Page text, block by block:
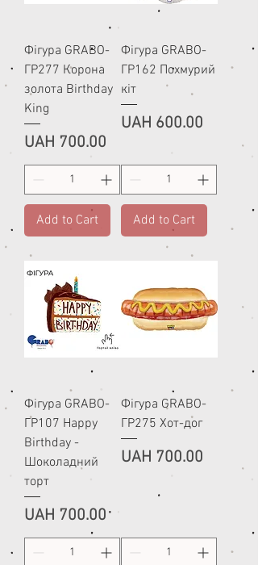
Фігура GRABO-
ГР277 Корона
золота Birthday
King
Price
UAH 700.00
Add to Cart
Фігура GRABO-
ГР162 Похмурий
кіт
Price
UAH 600.00
Add to Cart
Фігура GRABO-
ГР107 Happy
Birthday -
Шоколадний
торт
Price
UAH 700.00
Фігура GRABO-
ГР275 Хот-дог
Price
UAH 700.00